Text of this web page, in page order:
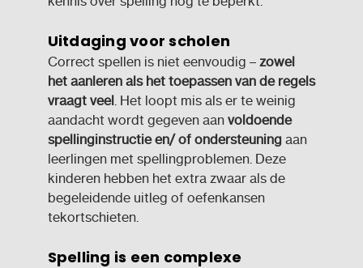
Uitdaging voor scholen
Correct spellen is niet eenvoudig – zowel
het aanleren als het toepassen van de regels
vraagt veel. Het loopt mis als er te weinig
aandacht wordt gegeven aan voldoende
spellinginstructie en/ of ondersteuning aan
leerlingen met spellingproblemen. Deze
kinderen hebben het extra zwaar als de
begeleidende uitleg of oefenkansen
tekortschieten.
Spelling is een complexe